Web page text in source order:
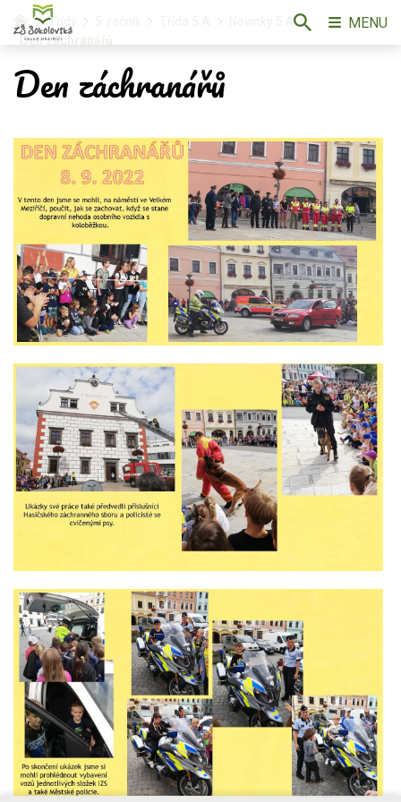
Třídy
Novinky 5.A
Den záchranářů
Den záchranářů
MENU